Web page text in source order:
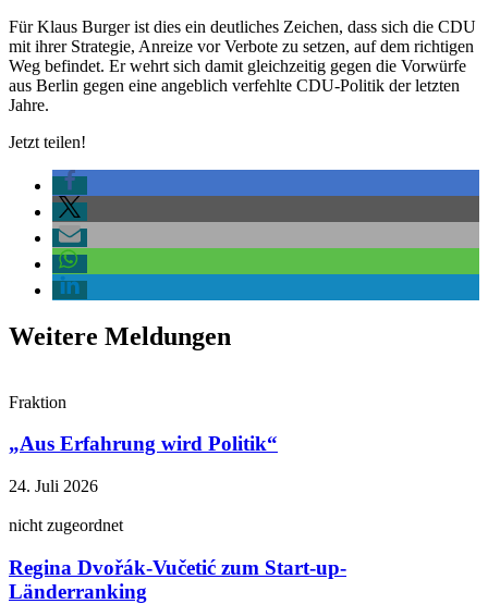
Für Klaus Burger ist dies ein deutliches Zeichen, dass sich die CDU
mit ihrer Strategie, Anreize vor Verbote zu setzen, auf dem richtigen
Weg befindet. Er wehrt sich damit gleichzeitig gegen die Vorwürfe
aus Berlin gegen eine angeblich verfehlte CDU-Politik der letzten
Jahre.
Jetzt teilen!
Weitere Meldungen
Fraktion
„Aus Erfahrung wird Politik“
24. Juli 2026
nicht zugeordnet
Regina Dvořák-Vučetić zum Start-up-
Länderranking